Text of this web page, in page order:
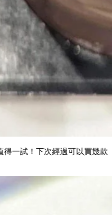
得一試！下次經過可以買幾款